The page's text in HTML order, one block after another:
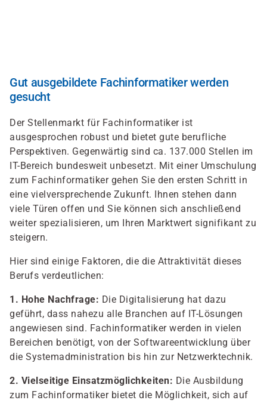
Gut ausgebildete Fachinformatiker werden
gesucht
Der Stellenmarkt für Fachinformatiker ist
ausgesprochen robust und bietet gute berufliche
Perspektiven. Gegenwärtig sind ca. 137.000 Stellen im
IT-Bereich bundesweit unbesetzt. Mit einer Umschulung
zum Fachinformatiker gehen Sie den ersten Schritt in
eine vielversprechende Zukunft. Ihnen stehen dann
viele Türen offen und Sie können sich anschließend
weiter spezialisieren, um Ihren Marktwert signifikant zu
steigern.
Hier sind einige Faktoren, die die Attraktivität dieses
Berufs verdeutlichen:
1. Hohe Nachfrage: Die Digitalisierung hat dazu
geführt, dass nahezu alle Branchen auf IT-Lösungen
angewiesen sind. Fachinformatiker werden in vielen
Bereichen benötigt, von der Softwareentwicklung über
die Systemadministration bis hin zur Netzwerktechnik.
2. Vielseitige Einsatzmöglichkeiten: Die Ausbildung
zum Fachinformatiker bietet die Möglichkeit, sich auf